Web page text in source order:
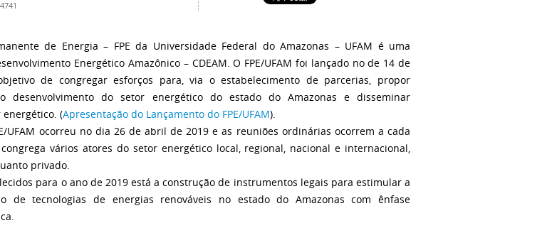
de Energia – FPE da Universidade Federal do Amazonas – UFAM é uma
Energético Amazônico – CDEAM. O FPE/UFAM foi lançado no de 14 de
de congregar esforços para, via o estabelecimento de parcerias, propor
desenvolvimento do setor energético do estado do Amazonas e disseminar
(Apresentação do Lançamento do FPE/UFAM).
UFAM ocorreu no dia 26 de abril de 2019 e as reuniões ordinárias ocorrem a cada
congrega vários atores do setor energético local, regional, nacional e internacional,
privado.
para o ano de 2019 está a construção de instrumentos legais para estimular a
de tecnologias de energias renováveis no estado do Amazonas com ênfase